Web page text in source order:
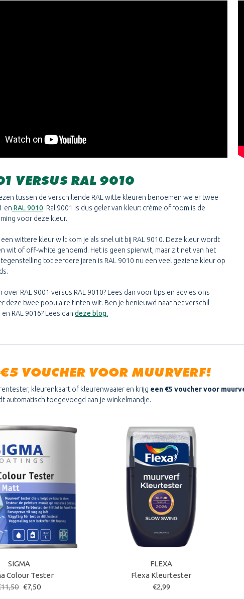
VERSUS RAL 9010
tussen de verschillende RAL witte kleuren benoemen we er twee
en RAL 9010. Ral 9001 is dus geler van kleur: crème of room is de
voor deze kleur.
wittere kleur wilt kom je als snel uit bij RAL 9010. Deze kleur wordt
wit of off-white genoemd. Het is geen spierwit, maar zit net van het
tot eerdere jaren is RAL 9010 nu een veel geziene kleur op
over RAL 9001 versus RAL 9010? Lees dan voor tips en advies ons
deze twee populaire tinten wit. Ben je benieuwd naar het verschil
RAL 9016? Lees dan deze blog.
VOUCHER VOOR MUURVERF!
kleurenkaart of kleurenwaaier en krijg een €5 voucher voor
automatisch toegevoegd aan je winkelmandje.
SIGMA
Colour Tester
€7,50
FLEXA
Flexa Kleurtester
€2,99